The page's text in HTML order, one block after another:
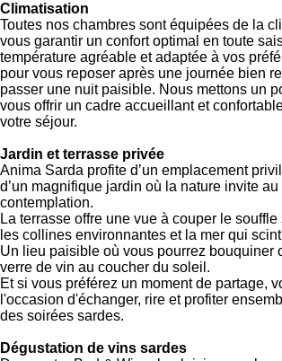
Climatisation
Toutes nos chambres sont équipées de la
vous garantir un confort optimal en toute
température agréable et adaptée à vos
pour vous reposer après une journée bien
passer une nuit paisible. Nous mettons un
vous offrir un cadre accueillant et
votre séjour.
Jardin et terrasse privée
Anima Sarda profite d’un emplacement
d’un magnifique jardin où la nature invite
contemplation.
La terrasse offre une vue à couper le
les collines environnantes et la mer qui
Un lieu paisible où vous pourrez bouquiner
verre de vin au coucher du soleil.
Et si vous préférez un moment de partage,
l'occasion d'échanger, rire et profiter
des soirées sardes.
Dégustation de vins sardes